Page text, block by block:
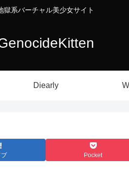
獄系バーチャル美少女サイト
Diearly
ブ Pocket